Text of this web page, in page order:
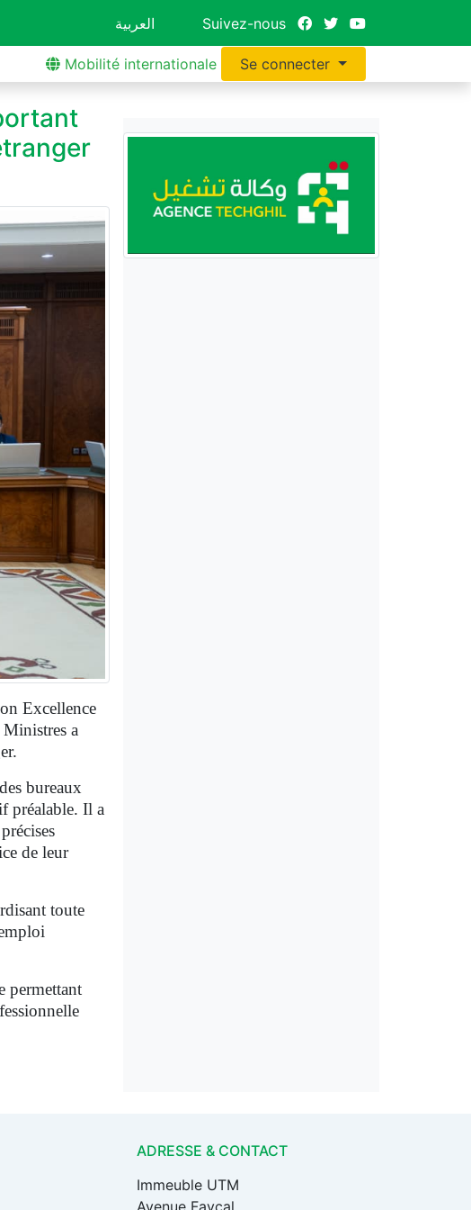
العربية Suivez-nous
Mobilité internationale Se connecter
Excellence
a
bureaux
préalable. Il a
de leur
toute
permettant
ADRESSE & CONTACT
Immeuble UTM
Avenue Fayçal